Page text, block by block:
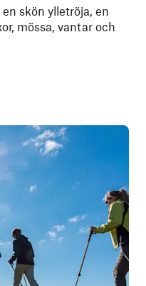
skön ylletröja, en
mössa, vantar och